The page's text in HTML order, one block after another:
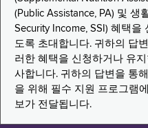
(Public Assistance, PA) 및 생
Security Income, SSI) 혜택
도록 초대합니다. 귀하의 답
러한 혜택을 신청하거나 유
사합니다. 귀하의 답변을 통
을 위해 필수 지원 프로그램
보가 전달됩니다.